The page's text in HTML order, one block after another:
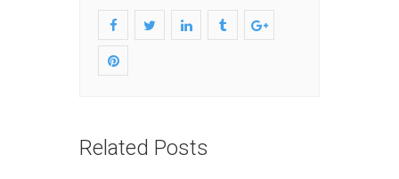
Related Posts